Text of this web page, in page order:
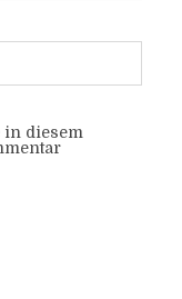
in diesem